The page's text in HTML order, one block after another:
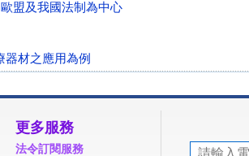
盟及我國法制為中心
器材之應用為例
更多服務
法令訂閱服務